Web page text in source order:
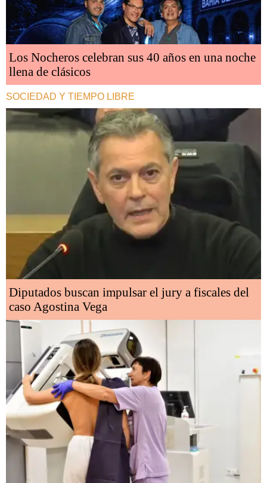
Los Nocheros celebran sus 40 años en una noche
llena de clásicos
SOCIEDAD Y TIEMPO LIBRE
Diputados buscan impulsar el jury a fiscales del
caso Agostina Vega